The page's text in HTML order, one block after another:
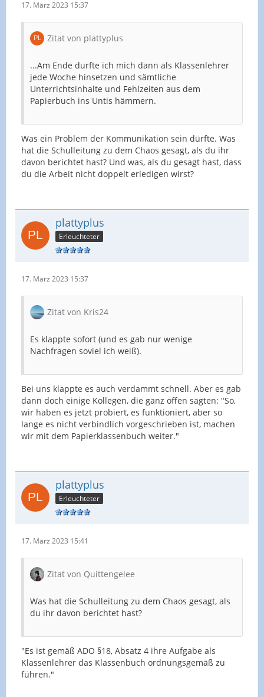
17. März 2023 15:37
Zitat von plattyplus
...Am Ende durfte ich mich dann als Klassenlehrer
jede Woche hinsetzen und sämtliche
Unterrichtsinhalte und Fehlzeiten aus dem
Papierbuch ins Untis hämmern.
Was ein Problem der Kommunikation sein dürfte. Was
hat die Schulleitung zu dem Chaos gesagt, als du ihr
davon berichtet hast? Und was, als du gesagt hast, dass
du die Arbeit nicht doppelt erledigen wirst?
plattyplus
Erleuchteter
17. März 2023 15:37
Zitat von Kris24
Es klappte sofort (und es gab nur wenige
Nachfragen soviel ich weiß).
Bei uns klappte es auch verdammt schnell. Aber es gab
dann doch einige Kollegen, die ganz offen sagten: "So,
wir haben es jetzt probiert, es funktioniert, aber so
lange es nicht verbindlich vorgeschrieben ist, machen
wir mit dem Papierklassenbuch weiter."
plattyplus
Erleuchteter
17. März 2023 15:41
Zitat von Quittengelee
Was hat die Schulleitung zu dem Chaos gesagt, als
du ihr davon berichtet hast?
"Es ist gemäß ADO §18, Absatz 4 ihre Aufgabe als
Klassenlehrer das Klassenbuch ordnungsgemäß zu
führen."